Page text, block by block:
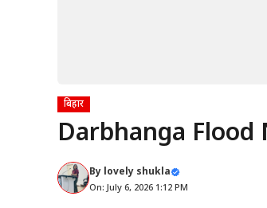
बिहार
Darbhanga Flood
By lovely shukla
On: July 6, 2026 1:12 PM